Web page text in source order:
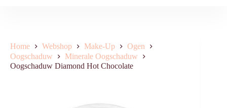
Home Webshop Make-Up
Ogen
Oogschaduw
Minerale Oogschaduw
Oogschaduw Diamond Hot Chocolate